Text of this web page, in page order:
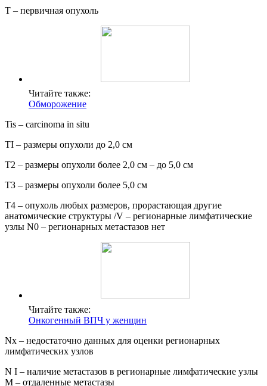
Т – первичная опухоль
Читайте также:
Обморожение
Tis – carcinoma in situ
TI – размеры опухоли до 2,0 см
Т2 – размеры опухоли более 2,0 см – до 5,0 см
ТЗ – размеры опухоли более 5,0 см
Т4 – опухоль любых размеров, прорастающая другие
анатомические структуры /V – регионарные лимфатические
узлы N0 – регионарных метастазов нет
Читайте также:
Онкогенный ВПЧ у женщин
Nx – недостаточно данных для оценки регионарных
лимфатических узлов
N I – наличие метастазов в регионарные лимфатические узлы
М – отдаленные метастазы